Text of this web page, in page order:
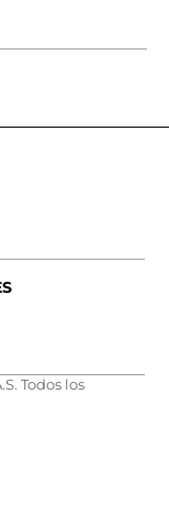
Todos los